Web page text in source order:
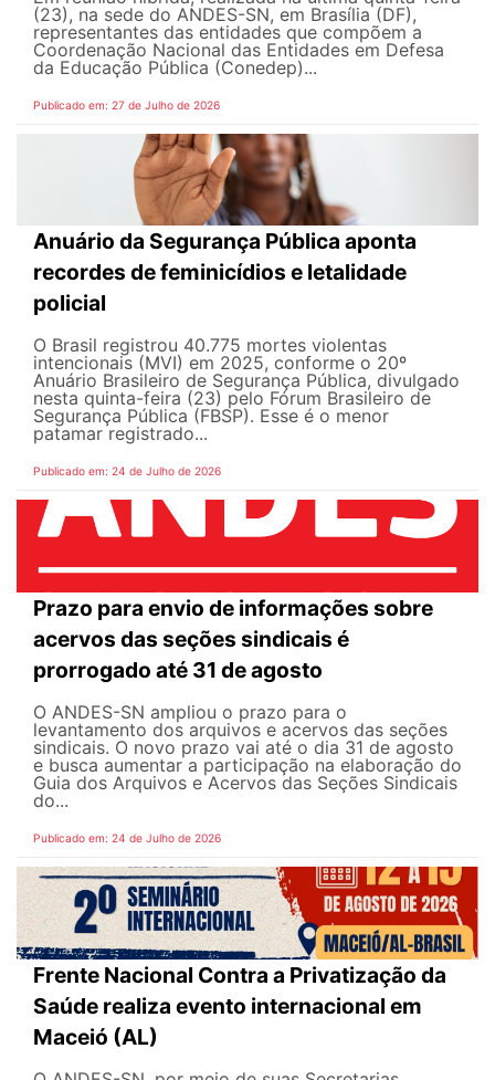
(23), na sede do ANDES-SN, em Brasília (DF),
representantes das entidades que compõem a
Coordenação Nacional das Entidades em Defesa
da Educação Pública (Conedep)...
Publicado em: 27 de Julho de 2026
Anuário da Segurança Pública aponta
recordes de feminicídios e letalidade
policial
O Brasil registrou 40.775 mortes violentas
intencionais (MVI) em 2025, conforme o 20º
Anuário Brasileiro de Segurança Pública, divulgado
nesta quinta-feira (23) pelo Fórum Brasileiro de
Segurança Pública (FBSP). Esse é o menor
patamar registrado...
Publicado em: 24 de Julho de 2026
Prazo para envio de informações sobre
acervos das seções sindicais é
prorrogado até 31 de agosto
O ANDES-SN ampliou o prazo para o
levantamento dos arquivos e acervos das seções
sindicais. O novo prazo vai até o dia 31 de agosto
e busca aumentar a participação na elaboração do
Guia dos Arquivos e Acervos das Seções Sindicais
do...
Publicado em: 24 de Julho de 2026
Frente Nacional Contra a Privatização da
Saúde realiza evento internacional em
Maceió (AL)